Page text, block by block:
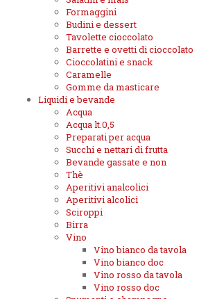
Formaggini
Budini e dessert
Tavolette cioccolato
Barrette e ovetti di cioccolato
Cioccolatini e snack
Caramelle
Gomme da masticare
Liquidi e bevande
Acqua
Acqua lt.0,5
Preparati per acqua
Succhi e nettari di frutta
Bevande gassate e non
Thè
Aperitivi analcolici
Aperitivi alcolici
Sciroppi
Birra
Vino
Vino bianco da tavola
Vino bianco doc
Vino rosso da tavola
Vino rosso doc